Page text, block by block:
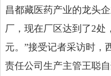
昌都藏医药产业的龙头
厂，现在厂区达到了2处
元。”接受记者采访时，
责任公司生产主管王聪自